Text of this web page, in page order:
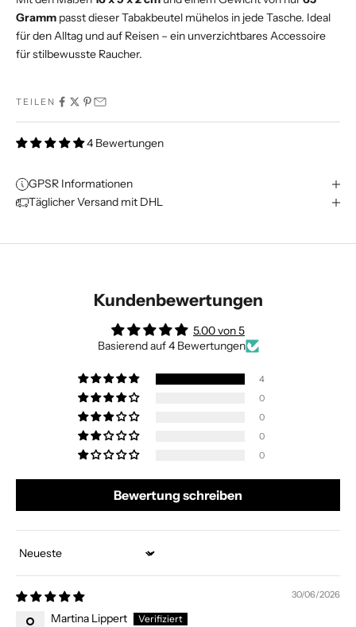
Gramm passt dieser Tabakbeutel mühelos in jede Tasche. Ideal
für den Alltag und auf Reisen – ein unverzichtbares Accessoire
für stilbewusste Raucher.
TEILEN
4 Bewertungen
GPSR Informationen
Täglicher Versand mit DHL
Kundenbewertungen
5.00 von 5
Basierend auf 4 Bewertungen
4
0
0
0
0
Bewertung schreiben
Sort by
30/06/2026
Martina Lippert